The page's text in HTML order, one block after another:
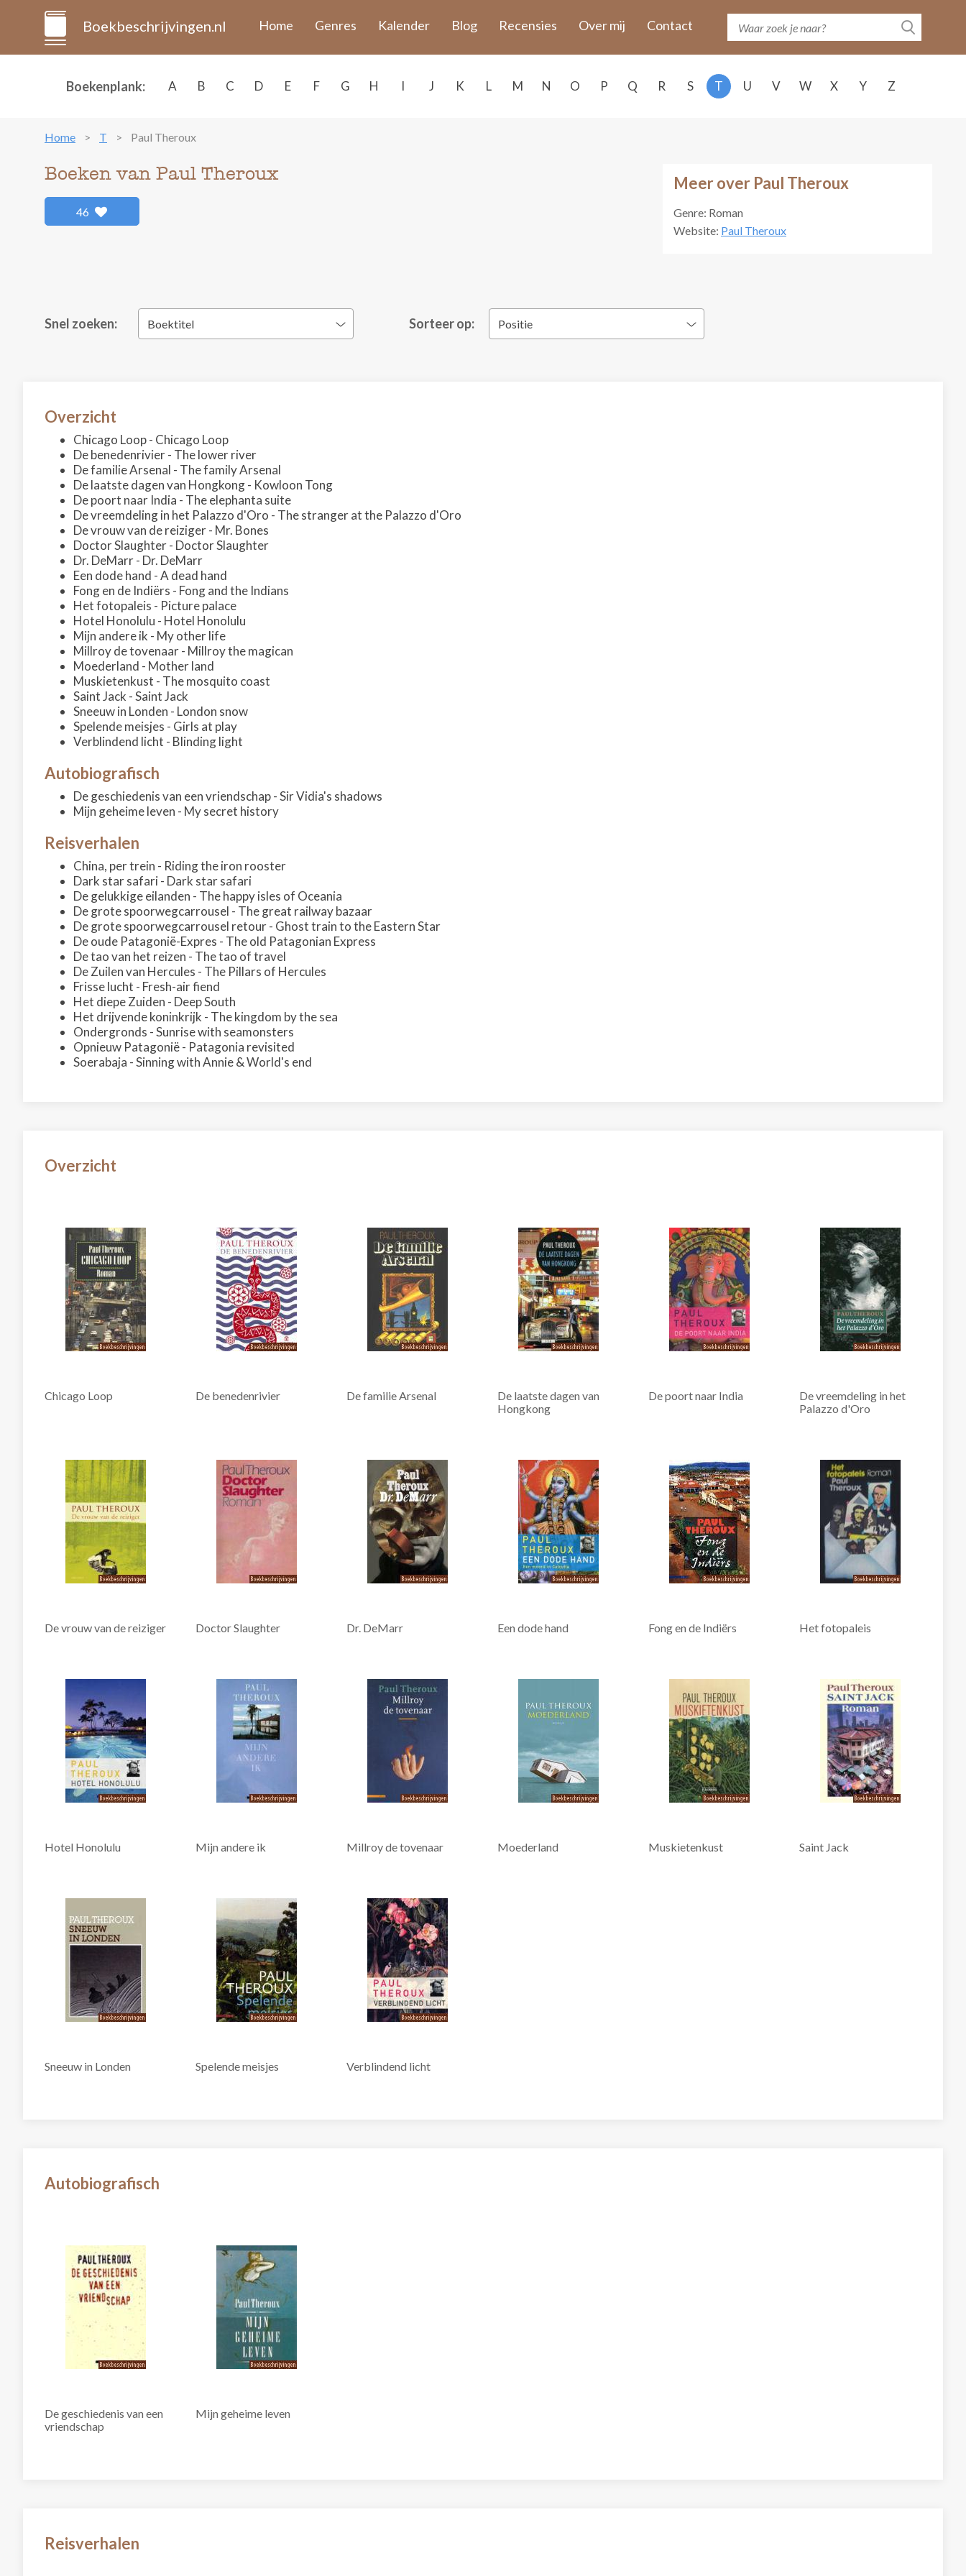
Boekbeschrijvingen.nl Home Genres Kalender Blog Recensies Over mij Contact
Boekenplank: A B C D E F G H I J K L M N O P Q R S T U V W X Y Z
Home T Paul Theroux
Meer over Paul Theroux
Genre: Roman
Website: Paul Theroux
Boeken van Paul Theroux
46
Snel zoeken: Boektitel Sorteer op: Positie
Overzicht
Chicago Loop - Chicago Loop
De benedenrivier - The lower river
De familie Arsenal - The family Arsenal
De laatste dagen van Hongkong - Kowloon Tong
De poort naar India - The elephanta suite
De vreemdeling in het Palazzo d'Oro - The stranger at the Palazzo d'Oro
De vrouw van de reiziger - Mr. Bones
Doctor Slaughter - Doctor Slaughter
Dr. DeMarr - Dr. DeMarr
Een dode hand - A dead hand
Fong en de Indiërs - Fong and the Indians
Het fotopaleis - Picture palace
Hotel Honolulu - Hotel Honolulu
Mijn andere ik - My other life
Millroy de tovenaar - Millroy the magican
Moederland - Mother land
Muskietenkust - The mosquito coast
Saint Jack - Saint Jack
Sneeuw in Londen - London snow
Spelende meisjes - Girls at play
Verblindend licht - Blinding light
Autobiografisch
De geschiedenis van een vriendschap - Sir Vidia's shadows
Mijn geheime leven - My secret history
Reisverhalen
China, per trein - Riding the iron rooster
Dark star safari - Dark star safari
De gelukkige eilanden - The happy isles of Oceania
De grote spoorwegcarrousel - The great railway bazaar
De grote spoorwegcarrousel retour - Ghost train to the Eastern Star
De oude Patagonië-Expres - The old Patagonian Express
De tao van het reizen - The tao of travel
De Zuilen van Hercules - The Pillars of Hercules
Frisse lucht - Fresh-air fiend
Het diepe Zuiden - Deep South
Het drijvende koninkrijk - The kingdom by the sea
Ondergronds - Sunrise with seamonsters
Opnieuw Patagonië - Patagonia revisited
Soerabaja - Sinning with Annie & World's end
Overzicht
Chicago Loop De benedenrivier De familie Arsenal
De laatste dagen van
Hongkong
De poort naar India
De vreemdeling in het
Palazzo d'Oro
De vrouw van de reiziger Doctor Slaughter Dr. DeMarr Een dode hand Fong en de Indiërs Het fotopaleis
Hotel Honolulu Mijn andere ik Millroy de tovenaar Moederland Muskietenkust Saint Jack
Sneeuw in Londen Spelende meisjes Verblindend licht
Autobiografisch
De geschiedenis van een
vriendschap
Mijn geheime leven
Reisverhalen